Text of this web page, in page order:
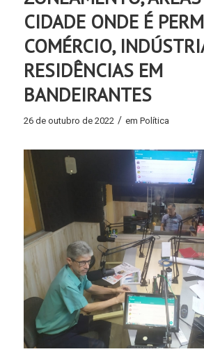
CIDADE ONDE É
COMÉRCIO,
RESIDÊNCIAS EM
BANDEIRANTES
26 de outubro de 2022 / em Política